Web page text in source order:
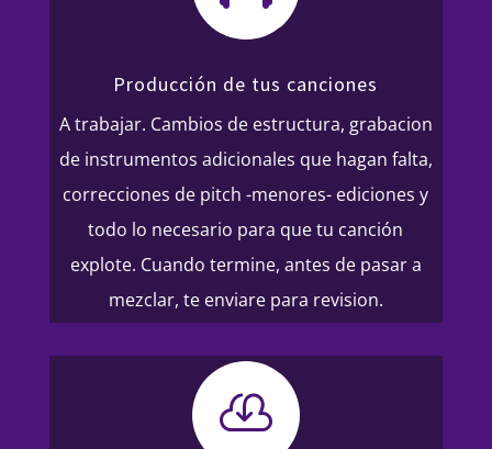
Producción de tus canciones
A trabajar. Cambios de estructura, grabacion
de instrumentos adicionales que hagan falta,
correcciones de pitch -menores- ediciones y
todo lo necesario para que tu canción
explote. Cuando termine, antes de pasar a
mezclar, te enviare para revision.
